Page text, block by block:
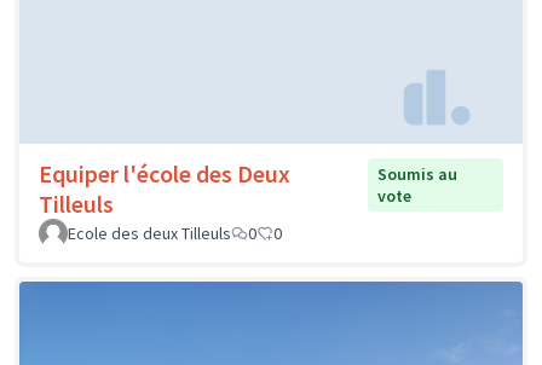
Equiper l'école des Deux
Tilleuls
Soumis au
vote
Ecole des deux Tilleuls
0 0